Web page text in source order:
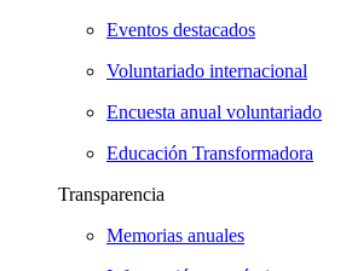
Eventos destacados
Voluntariado internacional
Encuesta anual voluntariado
Educación Transformadora
Transparencia
Memorias anuales